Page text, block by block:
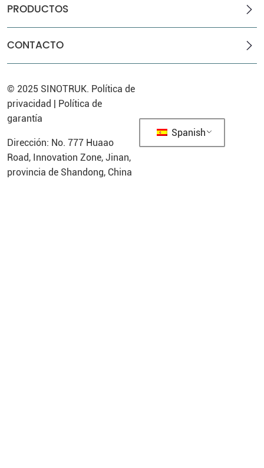
PRODUCTOS
CONTACTO
© 2025 SINOTRUK. Política de
privacidad | Política de
garantía
Dirección: No. 777 Huaao
Road, Innovation Zone, Jinan,
provincia de Shandong, China
Spanish